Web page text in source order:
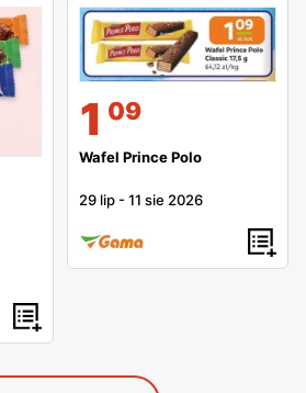
1 09
Wafel Prince Polo
29 lip -11 sie 2026